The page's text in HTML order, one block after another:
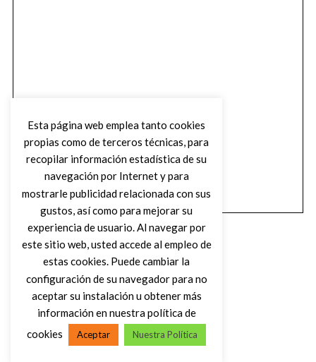
VOLVER AL INICIO
Esta página web emplea tanto cookies
propias como de terceros técnicas, para
recopilar información estadística de su
navegación por Internet y para
mostrarle publicidad relacionada con sus
gustos, así como para mejorar su
experiencia de usuario. Al navegar por
este sitio web, usted accede al empleo de
estas cookies. Puede cambiar la
configuración de su navegador para no
aceptar su instalación u obtener más
información en nuestra política de
cookies
Aceptar Nuestra Política